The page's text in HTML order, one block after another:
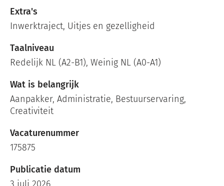
Extra's
Inwerktraject, Uitjes en gezelligheid
Taalniveau
Redelijk NL (A2-B1), Weinig NL (A0-A1)
Wat is belangrijk
Aanpakker, Administratie, Bestuurservaring,
Creativiteit
Vacaturenummer
175875
Publicatie datum